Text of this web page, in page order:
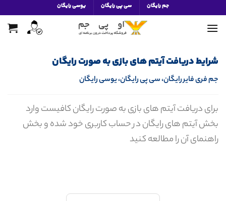
to
content
جم رایگان سی پی رایگان یوسی رایگان
شرایط دریافت آیتم های بازی به صورت رایگان
جم فری فایر رایگان، سی پی رایگان، یوسی رایگان
برای دریافت آیتم های بازی به صورت رایگان کافیست وارد
بخش آیتم های رایگان در حساب کاربری خود شده و بخش
راهنمای آن را مطالعه کنید